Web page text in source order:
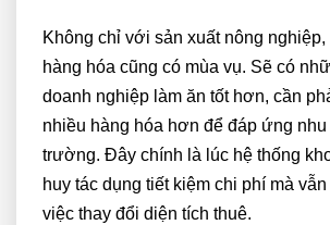
Không chỉ với sản xuất nông nghiệp,
hàng hóa cũng có mùa vụ. Sẽ có
doanh nghiệp làm ăn tốt hơn, cần
nhiều hàng hóa hơn để đáp ứng nhu
trường. Đây chính là lúc hệ thống
huy tác dụng tiết kiệm chi phí mà
việc thay đổi diện tích thuê.